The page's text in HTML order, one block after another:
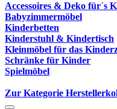
Accessoires & Deko für´s
Babyzimmermöbel
Kinderbetten
Kinderstuhl & Kindertisch
Kleinmöbel für das
Schränke für Kinder
Spielmöbel
Zur Kategorie